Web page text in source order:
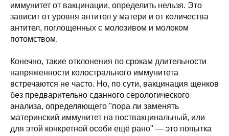
иммунитет от вакцинации, определить нельзя. Это
зависит от уровня антител у матери и от количества
антител, поглощенных с молозивом и молоком
потомством.
Конечно, такие отклонения по срокам длительности
напряженности колострального иммунитета
встречаются не часто. Но, по сути, вакцинация щенков
без предварительно сданного серологического
анализа, определяющего "пора ли заменять
материнский иммунитет на поствакцинальный, или
для этой конкретной особи ещё рано" — это попытка